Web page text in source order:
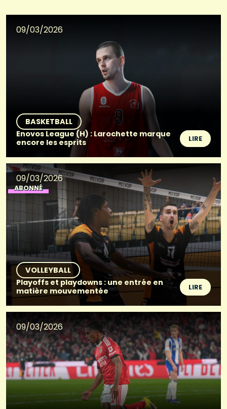
09/03/2026
BASKETBALL
Enovos League (H) : Larochette marque
encore les esprits
LIRE
09/03/2026
ABONNÉ
VOLLEYBALL
Playoffs et playdowns : une entrée en
matière mouvementée
LIRE
09/03/2026